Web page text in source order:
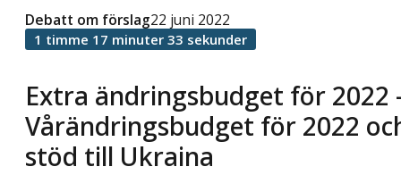
Extra ändringsbudget för 2022
Vårändringsbudget för 2022
stöd till Ukraina
Debatt om förslag22 juni 2022
1 timme 17 minuter 33 sekunder